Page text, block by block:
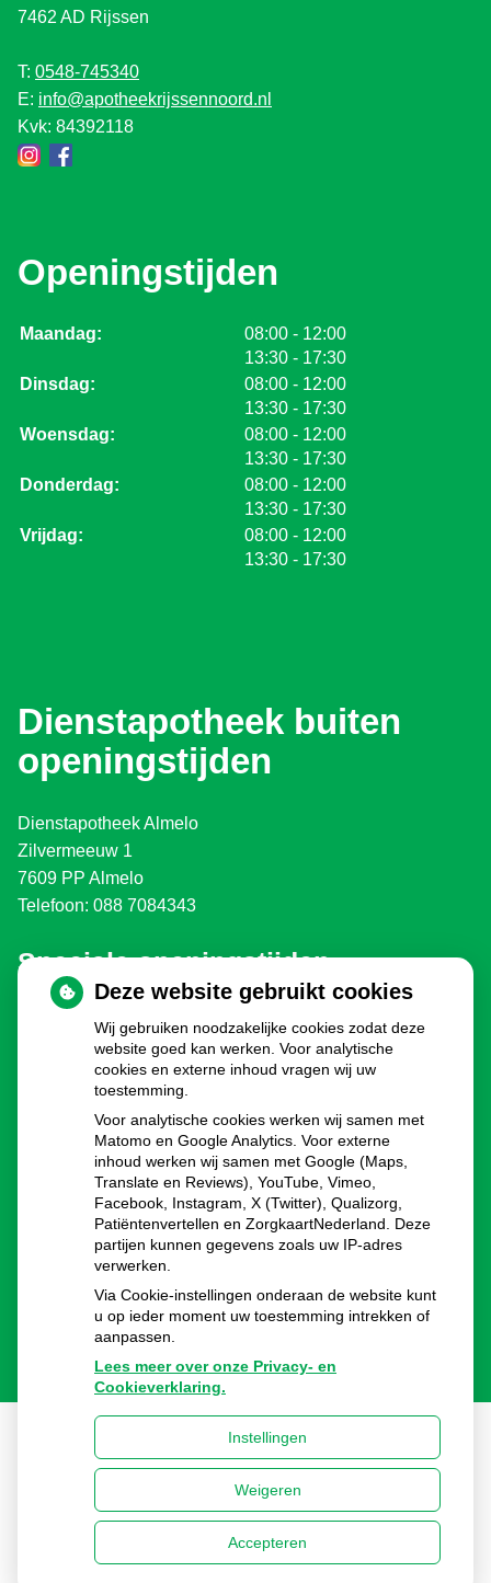
7462 AD Rijssen
T: 0548-745340
E: info@apotheekrijssennoord.nl
Kvk: 84392118
Openingstijden
Maandag: 08:00 tot
- 12:00
13:30 tot
- 17:30
Dinsdag:
08:00 tot
- 12:00
13:30 tot
- 17:30
Woensdag:
08:00 tot
- 12:00
13:30 tot
- 17:30
Donderdag:
08:00 tot
- 12:00
13:30 tot
- 17:30
Vrijdag:
08:00 tot
- 12:00
13:30 tot
- 17:30
Dienstapotheek buiten
openingstijden
Dienstapotheek Almelo
Zilvermeeuw 1
7609 PP Almelo
Telefoon: 088 7084343
Speciale openingstijden
Eerste en Tweede Paasdag:gesloten
Koningsdag:gesloten
Bevrijdingsdag 2030, 2035, 2040 enz.:gesloten
Hemelvaartsdag:gesloten
Pinksteren:
gesloten
Dag voor kerst:8.00 - 16.00u
Eerste en Tweede Kerstdag:gesloten
Oudejaarsdag:8.00 - 16.00u
Nieuwjaarsdag:gesloten
Cookie-instellingen
Deze website gebruikt cookies
Wij gebruiken noodzakelijke cookies zodat deze
website goed kan werken. Voor analytische
cookies en externe inhoud vragen wij uw
toestemming.
Voor analytische cookies werken wij samen met
Matomo en Google Analytics. Voor externe
inhoud werken wij samen met Google (Maps,
Translate en Reviews), YouTube, Vimeo,
Facebook, Instagram, X (Twitter), Qualizorg,
Patiëntenvertellen en ZorgkaartNederland. Deze
partijen kunnen gegevens zoals uw IP-adres
verwerken.
Via Cookie-instellingen onderaan de website kunt
u op ieder moment uw toestemming intrekken of
aanpassen.
Lees meer over onze Privacy- en
Cookieverklaring.
Instellingen
Weigeren
Accepteren